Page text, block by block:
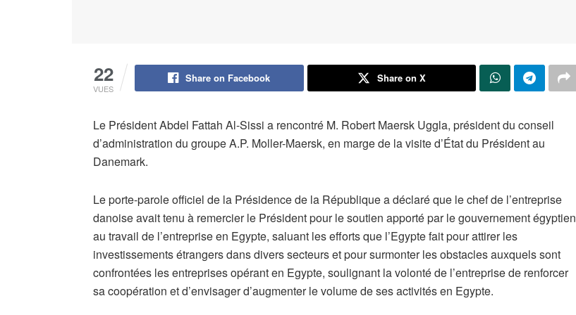
22
VUES
Share on Facebook Share on X
Le Président Abdel Fattah Al-Sissi a rencontré M. Robert Maersk Uggla, président du conseil
d’administration du groupe A.P. Moller-Maersk, en marge de la visite d’État du Président au
Danemark.
Le porte-parole officiel de la Présidence de la République a déclaré que le chef de l’entreprise
danoise avait tenu à remercier le Président pour le soutien apporté par le gouvernement égyptien
au travail de l’entreprise en Egypte, saluant les efforts que l’Egypte fait pour attirer les
investissements étrangers dans divers secteurs et pour surmonter les obstacles auxquels sont
confrontées les entreprises opérant en Egypte, soulignant la volonté de l’entreprise de renforcer
sa coopération et d’envisager d’augmenter le volume de ses activités en Egypte.